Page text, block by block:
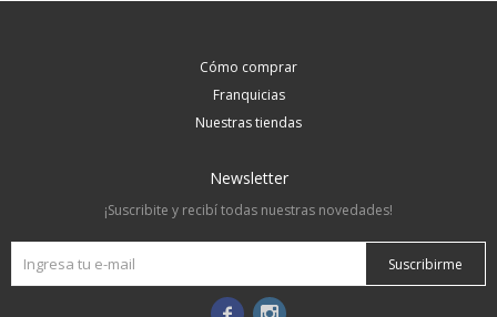
Cómo comprar
Franquicias
Nuestras tiendas
Newsletter
¡Suscribite y recibí todas nuestras novedades!
Suscribirme